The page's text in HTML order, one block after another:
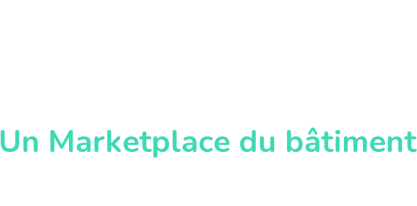
Un Marketplace du bâtiment